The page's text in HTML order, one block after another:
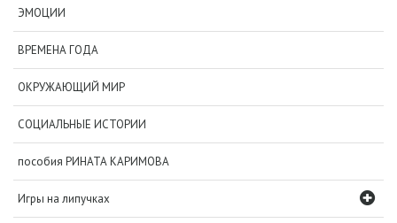
ЭМОЦИИ
ВРЕМЕНА ГОДА
ОКРУЖАЮЩИЙ МИР
СОЦИАЛЬНЫЕ ИСТОРИИ
пособия РИНАТА КАРИМОВА
Игры на липучках